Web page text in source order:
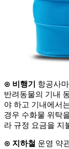
⊙ 비행기
항공사
반려동물의 기내
야 하고 기내에서
경우 수화물 위탁
라 규정 요금을 지
⊙ 지하철 운영 약